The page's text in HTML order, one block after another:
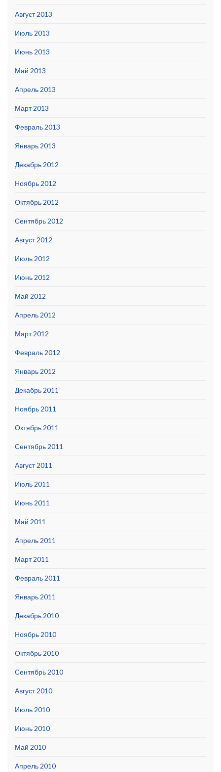
Август 2013
Июль 2013
Июнь 2013
Май 2013
Апрель 2013
Март 2013
Февраль 2013
Январь 2013
Декабрь 2012
Ноябрь 2012
Октябрь 2012
Сентябрь 2012
Август 2012
Июль 2012
Июнь 2012
Май 2012
Апрель 2012
Март 2012
Февраль 2012
Январь 2012
Декабрь 2011
Ноябрь 2011
Октябрь 2011
Сентябрь 2011
Август 2011
Июль 2011
Июнь 2011
Май 2011
Апрель 2011
Март 2011
Февраль 2011
Январь 2011
Декабрь 2010
Ноябрь 2010
Октябрь 2010
Сентябрь 2010
Август 2010
Июль 2010
Июнь 2010
Май 2010
Апрель 2010